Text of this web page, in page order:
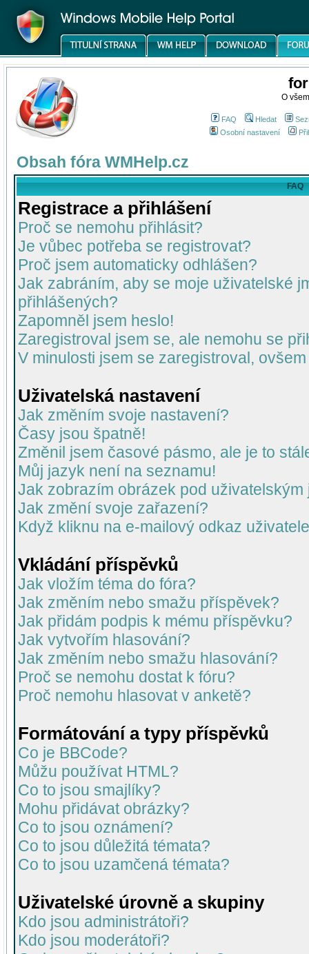
O
FAQ Hledat
Osobní nastavení
Obsah fóra WMHelp.cz
FAQ
Registrace a přihlášení
Proč se nemohu přihlásit?
Je vůbec potřeba se registrovat?
Proč jsem automaticky odhlášen?
Jak zabráním, aby se moje uživatelské
přihlášených?
Zapomněl jsem heslo!
Zaregistroval jsem se, ale nemohu se
V minulosti jsem se zaregistroval,
Uživatelská nastavení
Jak změním svoje nastavení?
Časy jsou špatně!
Změnil jsem časové pásmo, ale je to
Můj jazyk není na seznamu!
Jak zobrazím obrázek pod uživatelským
Jak změní svoje zařazení?
Když kliknu na e-mailový odkaz
Vkládání příspěvků
Jak vložím téma do fóra?
Jak změním nebo smažu příspěvek?
Jak přidám podpis k mému příspěvku?
Jak vytvořím hlasování?
Jak změním nebo smažu hlasování?
Proč se nemohu dostat k fóru?
Proč nemohu hlasovat v anketě?
Formátování a typy příspěvků
Co je BBCode?
Můžu používat HTML?
Co to jsou smajlíky?
Mohu přidávat obrázky?
Co to jsou oznámení?
Co to jsou důležitá témata?
Co to jsou uzamčená témata?
Uživatelské úrovně a skupiny
Kdo jsou administrátoři?
Kdo jsou moderátoři?